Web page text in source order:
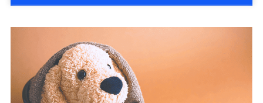
東京海上日動あんしん生命保険株式会社
（https://www.nanairolife.co.jp/）
日本生命保険相互会社
（https://www.nissay.co.jp）
はなさく生命保険株式会社
（https://www.life8739.co.jp/）